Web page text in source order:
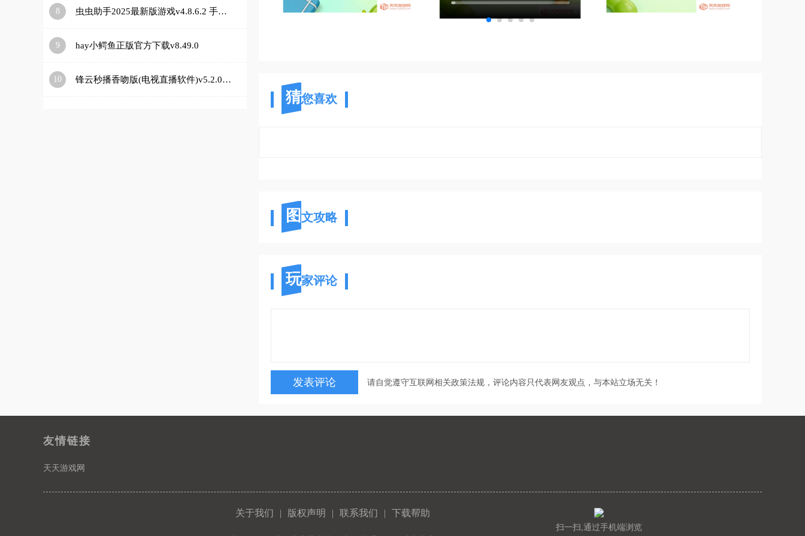
8 虫虫助手2025最新版游戏v4.8.6.2 手机版
9 hay小鳄鱼正版官方下载v8.49.0
10 锋云秒播香吻版(电视直播软件)v5.2.0 安卓版
猜您喜欢
图文攻略
玩家评论
请自觉遵守互联网相关政策法规，评论内容只代表网友观点，与本站立场无关！
友情链接
天天游戏网
关于我们 | 版权声明 | 联系我们 | 下载帮助
扫一扫,通过手机端浏览